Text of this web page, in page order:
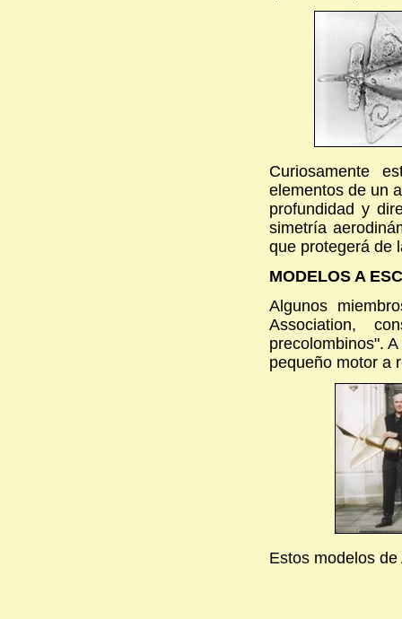
Curiosamente
elementos de un
profundidad y
simetría
que protegerá de
MODELOS A
Algunos
Association,
precolombinos".
pequeño motor a
Estos modelos